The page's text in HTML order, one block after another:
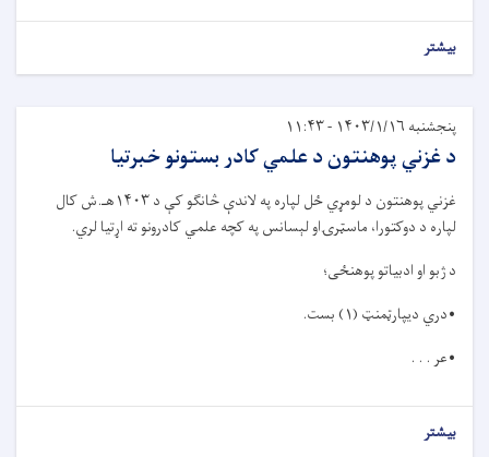
بیشتر
پنجشنبه ۱۴۰۳/۱/۱۶ - ۱۱:۴۳
د غزني پوهنتون د علمي کادر بستونو خبرتیا
غزني پوهنتون د لومړي ځل لپاره په لاندې څانګو کې د ۱۴۰۳هـ.ش کال
لپاره د دوکتورا، ماسټرۍاو لېسانس په کچه علمي کادرونو ته اړتیا لري.
د ژبو او ادبیاتو پوهنځی؛
•دري دیپارټمنټ (۱) بست.
•عر . . .
بیشتر